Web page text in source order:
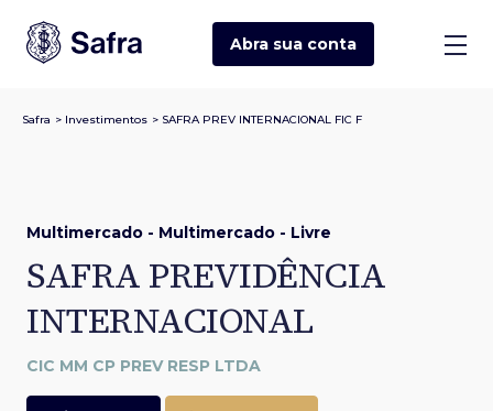
Abra sua conta
Safra > Investimentos > SAFRA PREV INTERNACIONAL FIC F
Multimercado - Multimercado - Livre
SAFRA PREVIDÊNCIA
INTERNACIONAL
CIC MM CP PREV RESP LTDA